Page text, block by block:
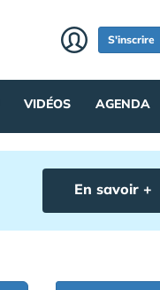
S'inscrire
VIDÉOS AGENDA
En savoir +